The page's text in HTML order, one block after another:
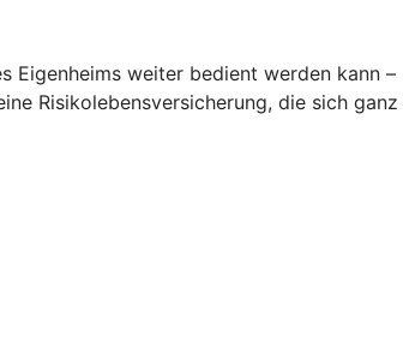
Eigenheims weiter bedient werden kann –
Risikolebensversicherung, die sich ganz